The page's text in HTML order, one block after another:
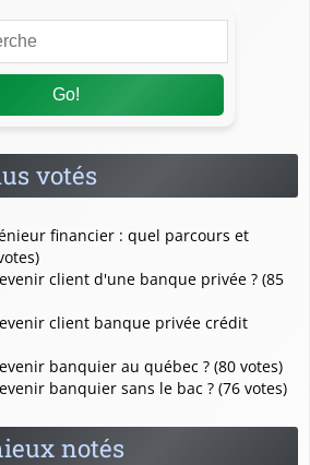
Go!
votés
financier : quel parcours et
client d'une banque privée ? (85
client banque privée crédit
banquier au québec ? (80 votes)
banquier sans le bac ? (76 votes)
notés